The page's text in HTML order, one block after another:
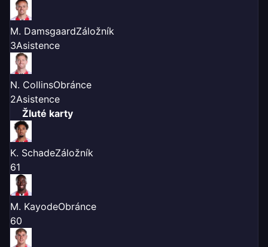
M. DamsgaardZáložník
3Asistence
N. CollinsObránce
2Asistence
Žluté karty
K. SchadeZáložník
61
M. KayodeObránce
60